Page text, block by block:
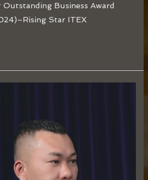
Business Award
Star ITEX